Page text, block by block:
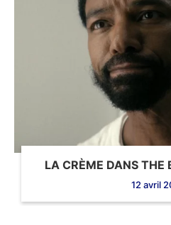
LA CRÈME DANS THE
12 avril